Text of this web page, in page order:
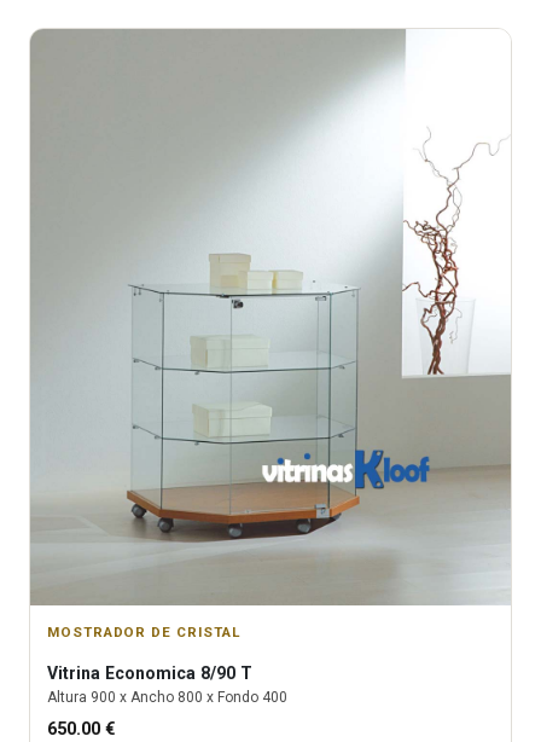
MOSTRADOR DE CRISTAL
Vitrina Economica 8/90 T
Altura 900 x Ancho 800 x Fondo 400
650.00 €